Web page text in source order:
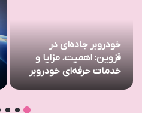
خودروبر جاده‌ای در
قزوین: اهمیت، مزایا و
خدمات حرفه‌ای خودروبر